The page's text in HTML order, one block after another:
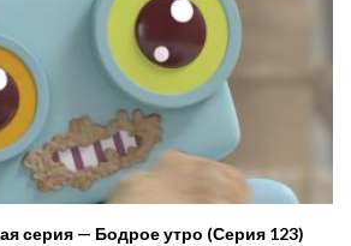
серия — Бодрое утро (Серия 123)